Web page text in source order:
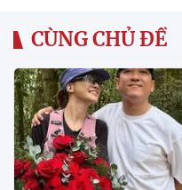
CÙNG CHỦ ĐỀ